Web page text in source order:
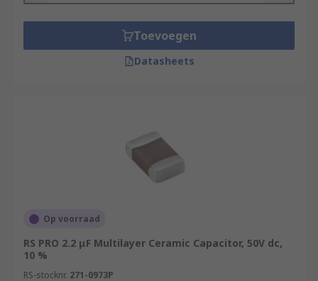
Toevoegen
Datasheets
Op voorraad
RS PRO 2.2 μF Multilayer Ceramic Capacitor, 50V dc,
10 %
RS-stocknr. 271-0973P